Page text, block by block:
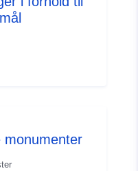
8.9151713,
eli/reg/2009/
monumenter